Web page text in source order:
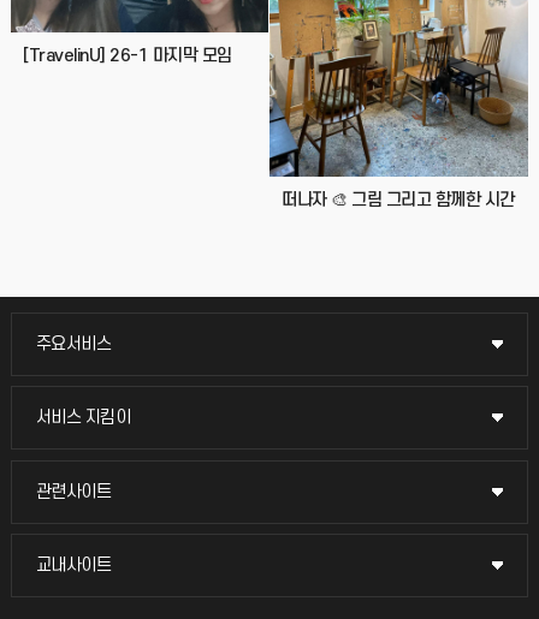
[TravelinU] 26-1 마지막 모임
떠나자 🎨 그림 그리고 함께한 시간
주요서비스
주요서비스
교무회의방송
서비스 지킴이
서비스 지킴이
묻고 답하기
관련사이트
관련사이트
국방헬프콜
교내사이트
교내사이트